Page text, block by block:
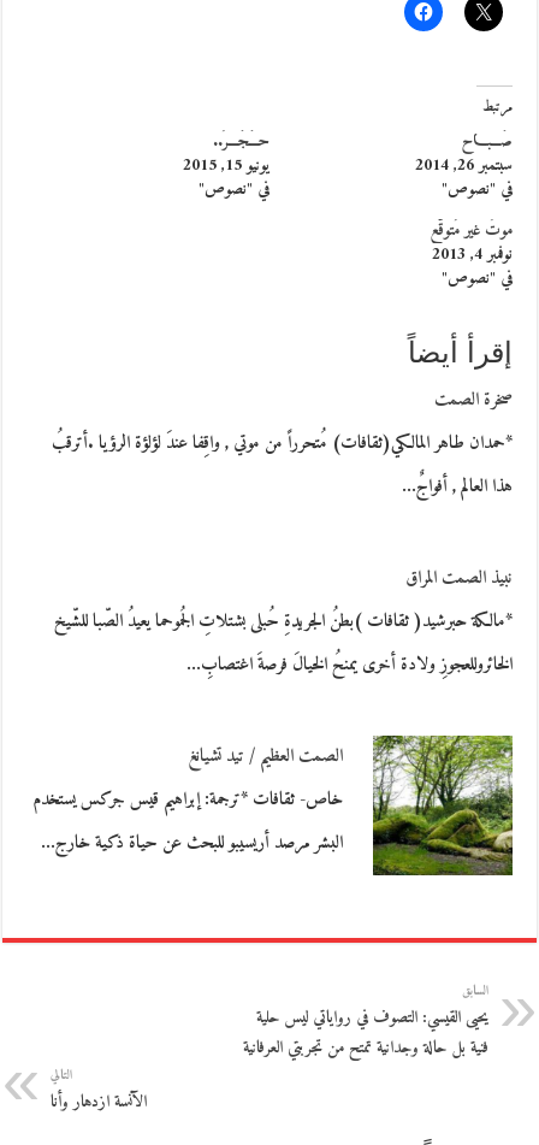
مرتبط
صَـــبـــاح
سبتمبر 26, 2014
في "نصوص"
حـَــجَـــرٌ..
يونيو 15, 2015
في "نصوص"
موتٌ غير مُتوقّع
نوفمبر 4, 2013
في "نصوص"
إقرأ أيضاً
صخرة الصمت
*حمدان طاهر المالكي(ثقافات) مُتحرراً من موتي , واقِفا عندَ لؤلؤة الرؤيا .أترقبُ
هذا العالم , أفواجٌ…
نبيذ الصمت المراق
*مالكة حبرشيد( ثقافات )بطنُ الجريدةِ حُبلى بشتلاتِ الجُموحما يعيدُ الصّبا للشّيخ
الخائروللعجوزِ ولادة أخرى يمنحُ الخيالَ فرصةَ اغتصابِ…
الصمت العظيم / تيد تشيانغ
خاص- ثقافات *ترجمة: إبراهيم قيس جركس يستخدم
البشر مرصد أريسيبو للبحث عن حياة ذكية خارج…
السابق
يحيى القيسي: التصوف في رواياتي ليس حلية
فنية بل حالة وجدانية تمتح من تجربتي العرفانية
التالي
الآنسة ازدهار وأنا